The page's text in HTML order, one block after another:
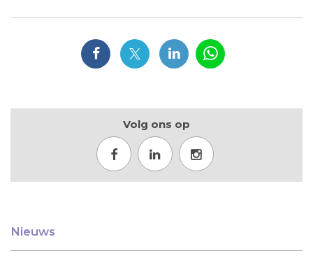
Volg ons op
Nieuws